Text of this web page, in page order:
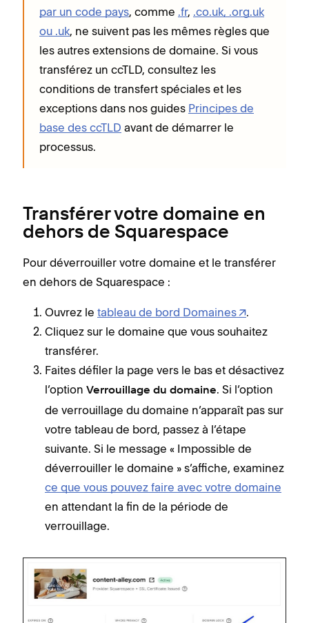
par un code pays, comme .fr, .co.uk, .org.uk
ou .uk, ne suivent pas les mêmes règles que
les autres extensions de domaine. Si vous
transférez un ccTLD, consultez les
conditions de transfert spéciales et les
exceptions dans nos guides Principes de
base des ccTLD avant de démarrer le
processus.
Transférer votre domaine en
dehors de Squarespace
Pour déverrouiller votre domaine et le transférer
en dehors de Squarespace :
Ouvrez le tableau de bord Domaines
.
Cliquez sur le domaine que vous souhaitez
transférer.
Faites défiler la page vers le bas et désactivez
l’option Verrouillage du domaine. Si l’option
de verrouillage du domaine n’apparaît pas sur
votre tableau de bord, passez à l’étape
suivante. Si le message « Impossible de
déverrouiller le domaine » s’affiche, examinez
ce que vous pouvez faire avec votre domaine
en attendant la fin de la période de
verrouillage.